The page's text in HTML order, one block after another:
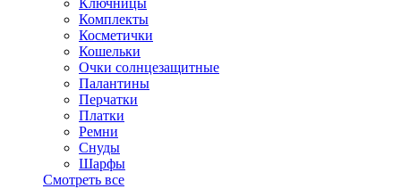
Ключницы
Комплекты
Косметички
Кошельки
Очки солнцезащитные
Палантины
Перчатки
Платки
Ремни
Снуды
Шарфы
Смотреть все